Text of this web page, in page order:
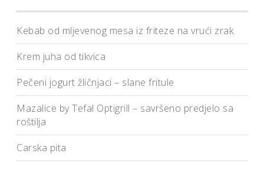
Kebab od mljevenog mesa iz friteze na vrući zrak
Krem juha od tikvica
Pečeni jogurt žličnjaci – slane fritule
Mazalice by Tefal Optigrill – savršeno predjelo sa
roštilja
Carska pita